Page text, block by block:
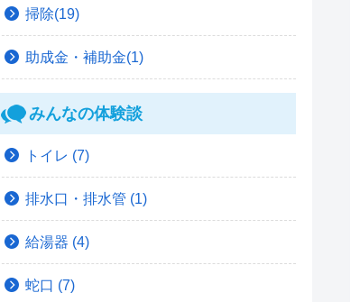
掃除(19)
助成金・補助金(1)
みんなの体験談
トイレ (7)
排水口・排水管 (1)
給湯器 (4)
蛇口 (7)